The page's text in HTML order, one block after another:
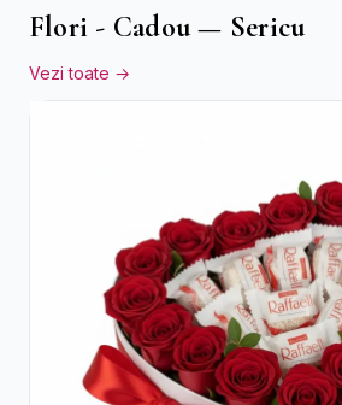
Flori - Cadou — Sericu
Vezi toate →